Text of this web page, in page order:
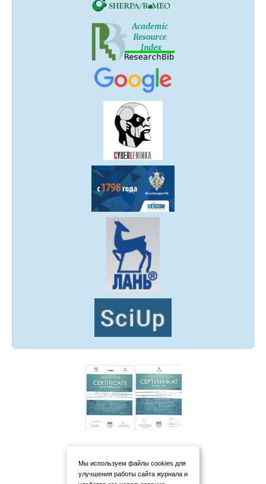
Мы используем файлы cookies для
улучшения работы сайта журнала и